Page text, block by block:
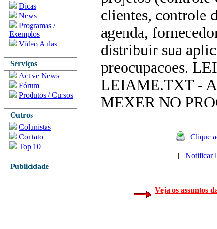
Dicas
News
Programas /
Exemplos
Vídeo Aulas
Serviços
Active News
Fórum
Produtos / Cursos
Outros
Colunistas
Contato
Top 10
Publicidade
clientes, controle
agenda,
distribuir sua
preocupacoes.
LEIAME.TXT -
MEXER NO
Clique
[ | Notificar
Veja os assuntos